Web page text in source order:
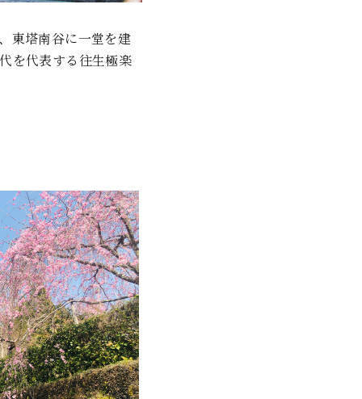
東塔南谷に一堂を建
を代表する往生極楽